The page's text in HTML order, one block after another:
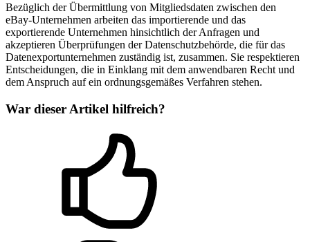
Bezüglich der Übermittlung von Mitgliedsdaten zwischen den
eBay-Unternehmen arbeiten das importierende und das
exportierende Unternehmen hinsichtlich der Anfragen und
akzeptieren Überprüfungen der Datenschutzbehörde, die für das
Datenexportunternehmen zuständig ist, zusammen. Sie respektieren
Entscheidungen, die in Einklang mit dem anwendbaren Recht und
dem Anspruch auf ein ordnungsgemäßes Verfahren stehen.
War dieser Artikel hilfreich?